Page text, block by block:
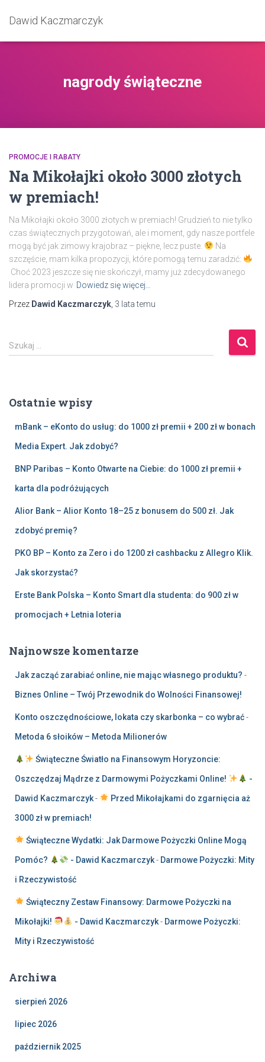
Dawid Kaczmarczyk
nagrody świąteczne
PROMOCJE I RABATY
Na Mikołajki około 3000 złotych
w premiach!
Na Mikołajki około 3000 złotych w premiach! Grudzień to nie tylko
czas świątecznych przygotowań, ale i moment, gdy nasze portfele
mogą być jak zimowy krajobraz – piękne, lecz puste.
Na
szczęście, mam kilka propozycji, które pomogą temu zaradzić:
Choć 2023 jeszcze się nie skończył, mamy już zdecydowanego
lidera promocji w Dowiedz się więcej…
Przez Dawid Kaczmarczyk 3 latatemu
S
z
j
Szukaj …
Ostatnie wpisy
mBank – eKonto do usług: do 1000 zł premii + 200 zł w bonach
Media Expert. Jak zdobyć?
BNP Paribas – Konto Otwarte na Ciebie: do 1000 zł premii +
karta dla podróżujących
Alior Bank – Alior Konto 18–25 z bonusem do 500 zł. Jak
zdobyć premię?
PKO BP – Konto za Zero i do 1200 zł cashbacku z Allegro Klik.
Jak skorzystać?
Erste Bank Polska – Konto Smart dla studenta: do 900 zł w
promocjach + Letnia loteria
Najnowsze komentarze
Jak zacząć zarabiać online, nie mając własnego produktu? -
Biznes Online – Twój Przewodnik do Wolności Finansowej!
Konto oszczędnościowe, lokata czy skarbonka – co wybrać-
Metoda 6 słoików – Metoda Milionerów
Świąteczne Światło na Finansowym Horyzoncie:
Oszczędzaj Mądrze z Darmowymi Pożyczkami Online! -
Dawid Kaczmarczyk- Przed Mikołajkami do zgarnięcia aż
3000 zł w premiach!
Świąteczne Wydatki: Jak Darmowe Pożyczki Online Mogą
Pomóc? - Dawid Kaczmarczyk- Darmowe Pożyczki: Mity
i Rzeczywistość
Świąteczny Zestaw Finansowy: Darmowe Pożyczki na
Mikołajki! - Dawid Kaczmarczyk- Darmowe Pożyczki:
Mity i Rzeczywistość
Archiwa
sierpień 2026
lipiec 2026
październik 2025